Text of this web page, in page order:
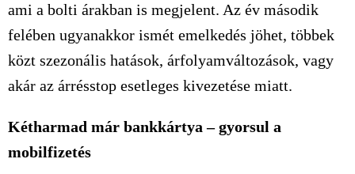
ami a bolti árakban is megjelent. Az év második
felében ugyanakkor ismét emelkedés jöhet, többek
közt szezonális hatások, árfolyamváltozások, vagy
akár az árrésstop esetleges kivezetése miatt.
Kétharmad már bankkártya – gyorsul a
mobilfizetés